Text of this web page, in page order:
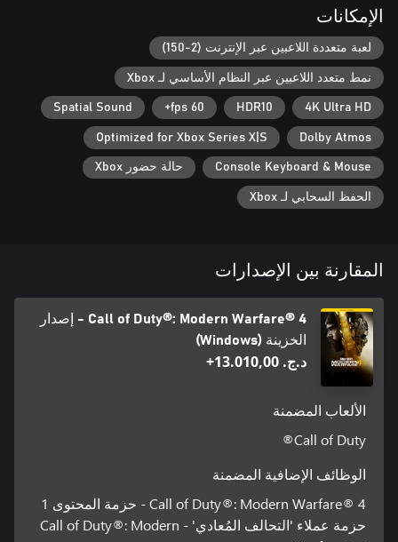
Inc. يضم هذا المنتج برامج مرخصة من شركة Id Software ('Id
Technology'). Id Technology © 1999-2026 Id Software, Inc.
الإمكانات
لعبة متعددة اللاعبين عبر الإنترنت (2-150)
نمط متعدد اللاعبين عبر النظام الأساسي لـ Xbox
4K Ultra HD
HDR10
60 fps+
Spatial Sound
Dolby Atmos
Optimized for Xbox Series X|S
Console Keyboard & Mouse حالة حضور Xbox
الحفظ السحابي لـ Xbox
المقارنة بين الإصدارات
Call of Duty®: Modern Warfare® 4 - إصدار
الخزينة (Windows)
د.ج.‏ 13.010,00+
الألعاب المضمنة
Call of Duty®
الوظائف الإضافية المضمنة
Call of Duty®: Modern Warfare® 4 - حزمة المحتوى 1
حزمة عملاء 'التحالف المُعادي' - Call of Duty®: Modern